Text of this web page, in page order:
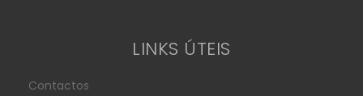
LINKS ÚTEIS
Contactos